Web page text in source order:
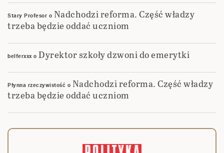
Stary Profesor o Nadchodzi reforma. Część władzy
trzeba będzie oddać uczniom
belferxxxo Dyrektor szkoły dzwoni do emerytki
Płynna rzeczywistość o Nadchodzi reforma. Część władzy
trzeba będzie oddać uczniom